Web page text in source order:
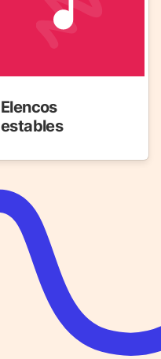
Elencos
estables